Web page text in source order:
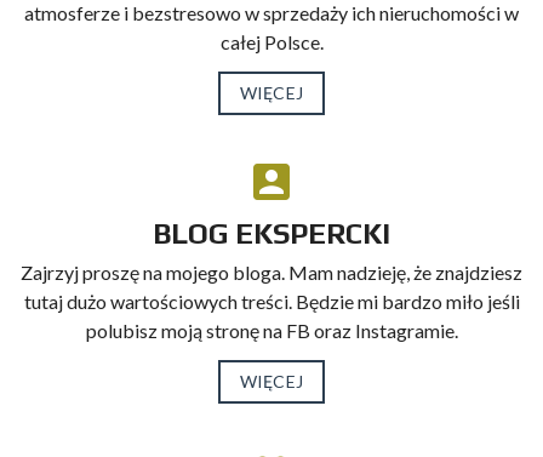
atmosferze i bezstresowo w sprzedaży ich nieruchomości w
całej Polsce.
WIĘCEJ
BLOG EKSPERCKI
Zajrzyj proszę na mojego bloga. Mam nadzieję, że znajdziesz
tutaj dużo wartościowych treści. Będzie mi bardzo miło jeśli
polubisz moją stronę na FB oraz Instagramie.
WIĘCEJ